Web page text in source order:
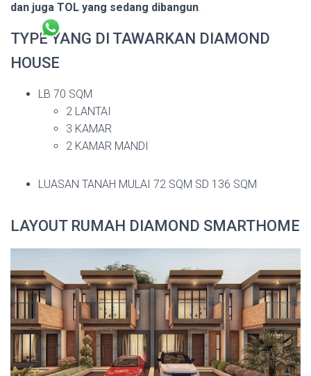
dan juga TOL yang sedang dibangun.
TYPE YANG DI TAWARKAN DIAMOND
HOUSE
LB 70 SQM
2 LANTAI
3 KAMAR
2 KAMAR MANDI
LUASAN TANAH MULAI 72 SQM SD 136 SQM
LAYOUT RUMAH DIAMOND SMARTHOME